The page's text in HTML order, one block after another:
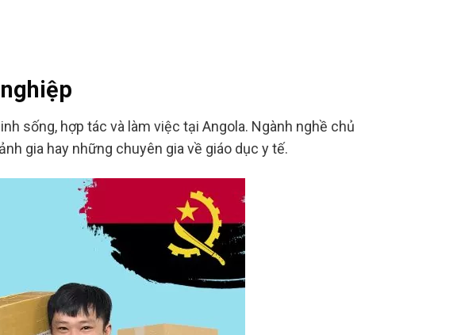
sống, hợp tác và làm việc tại Angola. Ngành nghề chủ
gia hay những chuyên gia về giáo dục y tế.